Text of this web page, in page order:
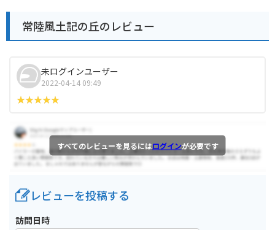
常陸風土記の丘のレビュー
未ログインユーザー
2022-04-14 09:49
すべてのレビューを見るにはログインが必要です
レビューを投稿する
訪問日時